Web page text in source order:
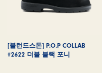
[블런드스톤] P.O.P COLLAB
#2622 더블 블랙 포니